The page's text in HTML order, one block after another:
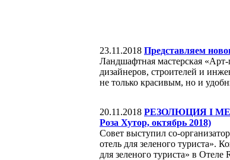
23.11.2018 Представляем
Ландшафтная мастерская
дизайнеров, строителей и
не только красивым, но и
20.11.2018 РЕЗОЛЮЦИЯ I
Роза Хутор, октябрь 2018)
Совет выступил со-
отель для зеленого туриста».
для зеленого туриста» в